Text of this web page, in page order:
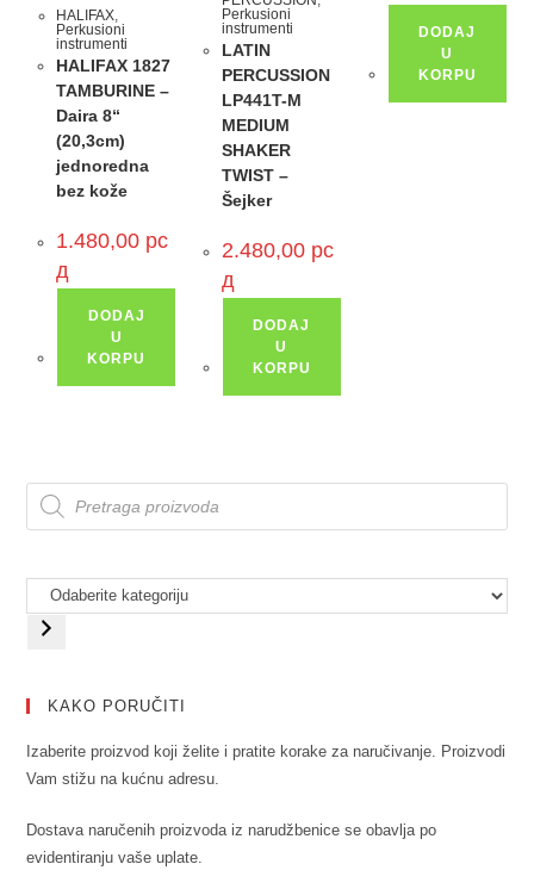
HALIFAX
Perkusioni
instrumenti
HALIFAX 1827
TAMBURINE –
Daira 8“
(20,3cm)
jednoredna
bez kože
1.480,00 рс
д
DODAJ
U
KORPU
Perkusioni
instrumenti
LATIN
PERCUSSION
LP441T-M
MEDIUM
SHAKER
TWIST –
Šejker
2.480,00 рс
д
DODAJ
U
KORPU
DODAJ
U
KORPU
KAKO PORUČITI
Izaberite proizvod koji želite i pratite korake za naručivanje. Proizvodi
Vam stižu na kućnu adresu.
Dostava naručenih proizvoda iz narudžbenice se obavlja po
evidentiranju vaše uplate.